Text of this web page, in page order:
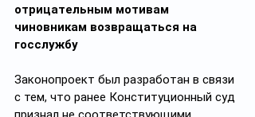
отрицательным мотивам
чиновникам возвращаться на
госслужбу
Законопроект был разработан в связи
с тем, что ранее Конституционный суд